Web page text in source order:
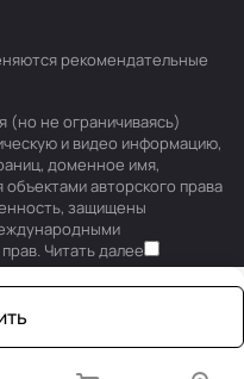
рекомендательные
(но не ограничиваясь)
и видео информацию,
доменное имя,
авторского права
защищены
Читать далее